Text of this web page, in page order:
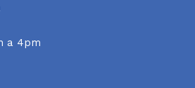
a 4pm